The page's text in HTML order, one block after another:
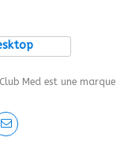
Med est une marque